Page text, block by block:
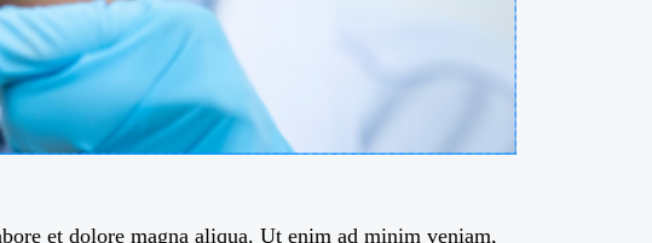
et dolore magna aliqua. Ut enim ad minim veniam,